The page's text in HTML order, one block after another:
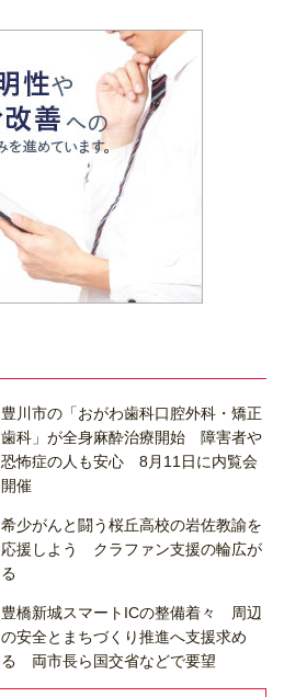
豊川市の「おがわ歯科口腔外科・矯正
歯科」が全身麻酔治療開始 障害者や
恐怖症の人も安心 8月11日に内覧会
開催
希少がんと闘う桜丘高校の岩佐教諭を
応援しよう クラファン支援の輪広が
る
豊橋新城スマートICの整備着々 周辺
の安全とまちづくり推進へ支援求め
る 両市長ら国交省などで要望